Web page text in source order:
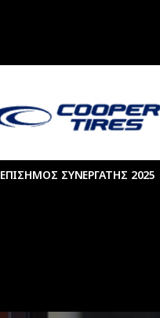
ΕΠΙΣΗΜΟΣ ΣΥΝΕΡΓΑΤΗΣ 2025